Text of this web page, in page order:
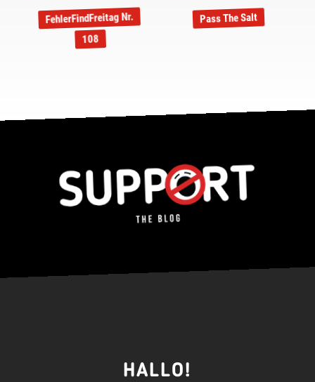
FehlerFindFreitag Nr.
108
Pass The Salt
HALLO!